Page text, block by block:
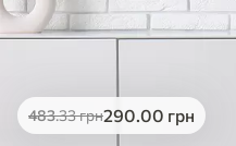
483.33грн290.00 грн